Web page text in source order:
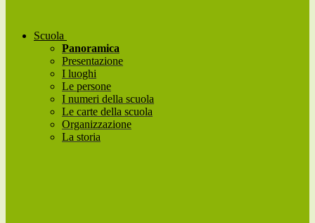
Scuola
Panoramica
Presentazione
I luoghi
Le persone
I numeri della scuola
Le carte della scuola
Organizzazione
La storia